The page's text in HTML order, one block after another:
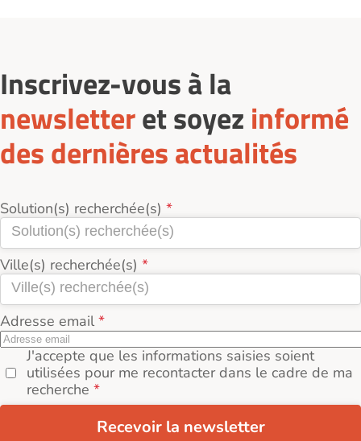
Inscrivez-vous à la
newsletteret soyez informé
des dernières actualités
Solution(s) recherchée(s)
Ville(s) recherchée(s)
Adresse email
J'accepte que les informations saisies soient
utilisées pour me recontacter dans le cadre de ma
recherche
Recevoir la newsletter